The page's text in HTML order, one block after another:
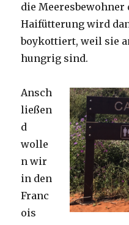
die Meeresbewohner
Haifütterung wird
boykottiert, weil sie
hungrig sind.
Ansch
ließen
d
wolle
n wir
in den
Franc
ois